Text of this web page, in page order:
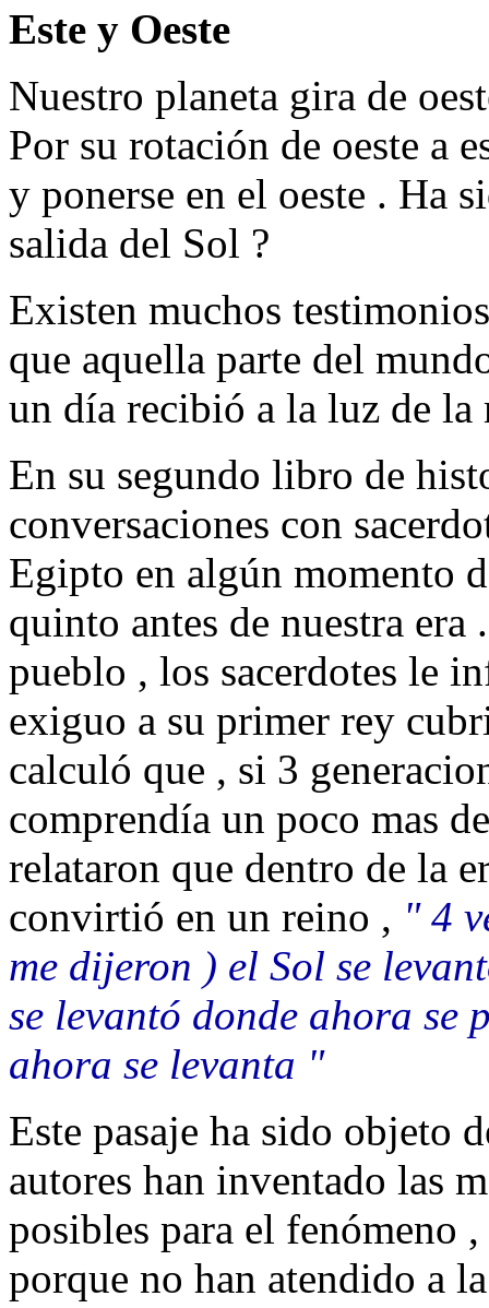
Este y Oeste
Nuestro planeta gira de
Por su rotación de oeste a
y ponerse en el oeste . Ha
salida del Sol ?
Existen muchos
que aquella parte del
un día recibió a la luz de la
En su segundo libro de
conversaciones con
Egipto en algún momento
quinto antes de nuestra
pueblo , los sacerdotes le
exiguo a su primer rey
calculó que , si 3
comprendía un poco mas
relataron que dentro de la
convirtió en un reino , " 4
me dijeron ) el Sol se
se levantó donde ahora se
ahora se levanta "
Este pasaje ha sido objeto
autores han inventado las
posibles para el fenómeno
porque no han atendido a